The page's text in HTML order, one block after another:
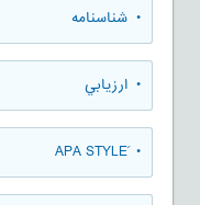
• شناسنامه
• ارزيابي
• َAPA STYLE